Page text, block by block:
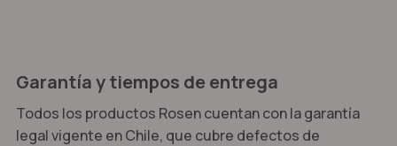
Garantía y tiempos de entrega
Todos los productos Rosen cuentan con la garantía
legal vigente en Chile, que cubre defectos de